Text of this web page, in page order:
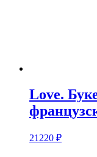
Love.
21220 ₽